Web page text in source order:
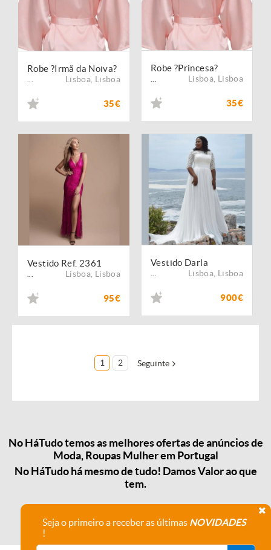
Robe ?Irmã da Noiva?
Lisboa Lisboa
35€
Robe ?Princesa?
Lisboa Lisboa
35€
Vestido Ref. 2361
Lisboa Lisboa
95€
Vestido Darla
Lisboa Lisboa
900€
1 2 Seguinte
No HáTudo temos as melhores ofertas de anúncios de
Moda, Roupas Mulher em Portugal
No HáTudo há mesmo de tudo! Damos Valor ao que
tem.
Seja o primeiro a receber as últimas NOVIDADES
!